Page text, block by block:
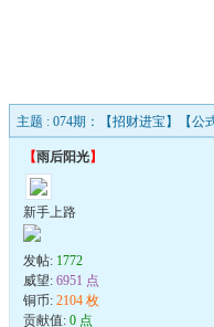
主题 : 074期：【招财进宝】【公
【雨后阳光】
新手上路
发帖: 1772
威望: 6951 点
铜币: 2104 枚
贡献值: 0 点